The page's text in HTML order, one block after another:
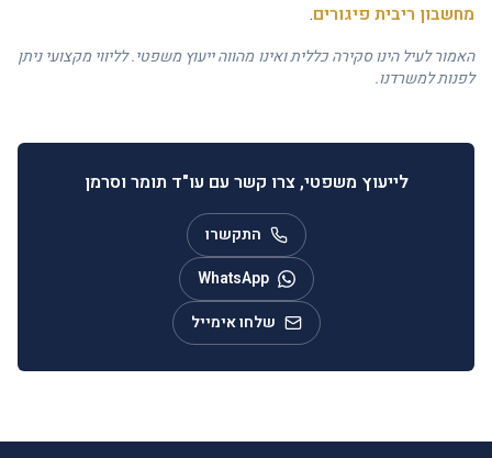
מחשבון ריבית פיגורים.
האמור לעיל הינו סקירה כללית ואינו מהווה ייעוץ משפטי. לליווי מקצועי ניתן
לפנות למשרדנו.
לייעוץ משפטי, צרו קשר עם עו"ד תומר וסרמן
התקשרו
WhatsApp
שלחו אימייל